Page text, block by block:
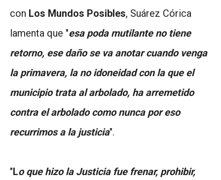
con Los Mundos Posibles, Suárez Córica
lamenta que "esa poda mutilante no tiene
retorno, ese daño se va anotar cuando venga
la primavera, la no idoneidad con la que el
municipio trata al arbolado, ha arremetido
contra el arbolado como nunca por eso
recurrimos a la justicia".
"Lo que hizo la Justicia fue frenar, prohibir,